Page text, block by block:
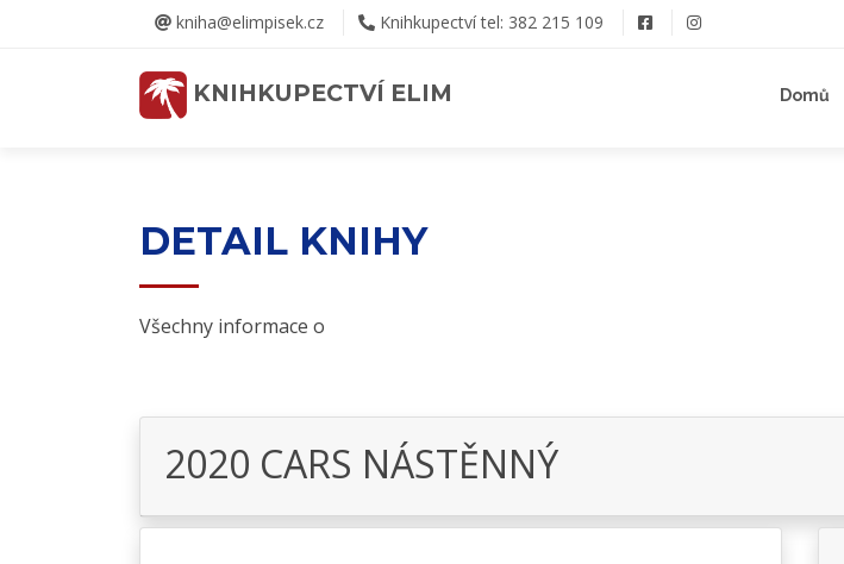
kniha@elimpisek.cz Knihkupectví tel: 382 215 109
KNIHKUPECTVÍ ELIM Domů
DETAIL KNIHY
Všechny informace o
2020 CARS NÁSTĚNNÝ